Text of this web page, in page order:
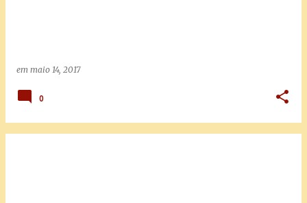
em maio 14, 2017
0